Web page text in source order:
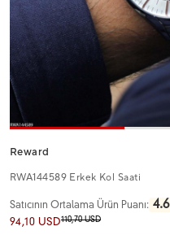
Reward
RWA144589 Erkek Kol Saati
Satıcının Ortalama Ürün Puanı: 4.6
94,10 USD110,70 USD